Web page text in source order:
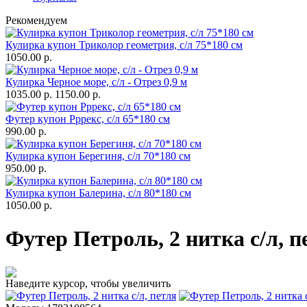
Рекомендуем
Кулирка купон Триколор геометрия, с/л 75*180 см
1050.00 р.
Кулирка Черное море, с/л - Отрез 0,9 м
1035.00 р. 1150.00 р.
Футер купон Рррекс, с/л 65*180 см
990.00 р.
Кулирка купон Берегиня, с/л 70*180 см
950.00 р.
Кулирка купон Балерина, с/л 80*180 см
1050.00 р.
Футер Петроль, 2 нитка с/л,
Наведите курсор, чтобы увеличить